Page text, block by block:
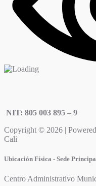
NIT: 805 003 895 – 9
Copyright © 2026 |
Cali
Ubicación Física - Sede
Centro Administrativo